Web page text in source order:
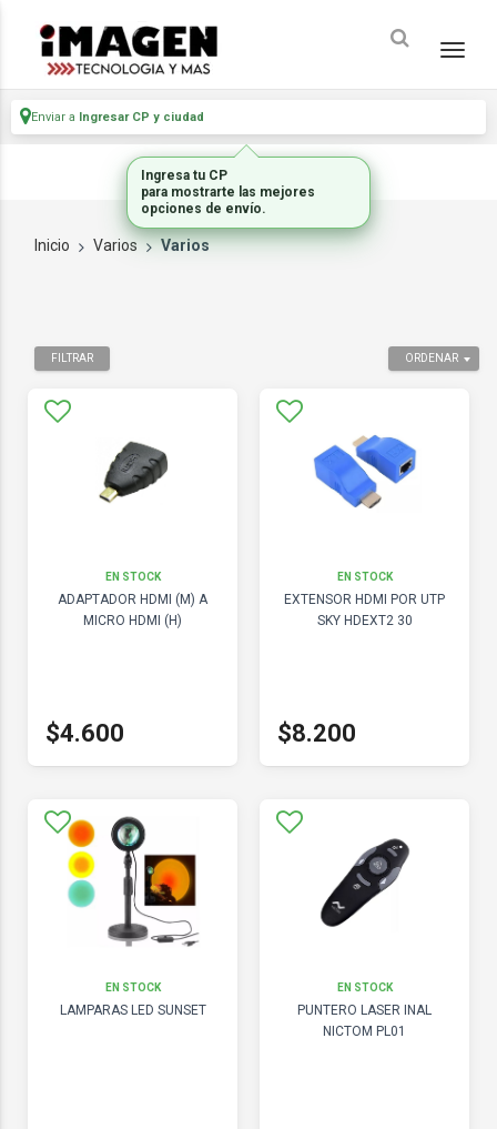
Enviar a Ingresar CP y ciudad
Inicio Varios Varios
ORDENAR
FILTRAR
EN STOCK
ADAPTADOR HDMI (M) A
MICRO HDMI (H)
$4.600
EN STOCK
EXTENSOR HDMI POR UTP
SKY HDEXT2 30
$8.200
EN STOCK
LAMPARAS LED SUNSET
EN STOCK
PUNTERO LASER INAL
NICTOM PL01